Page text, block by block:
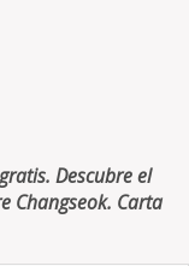
Descubre el
Changseok. Carta